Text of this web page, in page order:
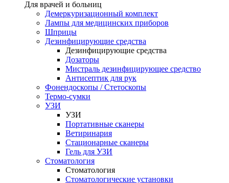
Для врачей и больниц
Демеркуризационный комплект
Лампы для медицинских приборов
Шприцы
Дезинфицирующие средства
Дезинфицирующие средства
Дозаторы
Мистраль дезинфицирующее средство
Антисептик для рук
Фонендоскопы / Стетоскопы
Термо-сумки
УЗИ
УЗИ
Портативные сканеры
Ветиринария
Стационарные сканеры
Гель для УЗИ
Стоматология
Стоматология
Стоматологические установки